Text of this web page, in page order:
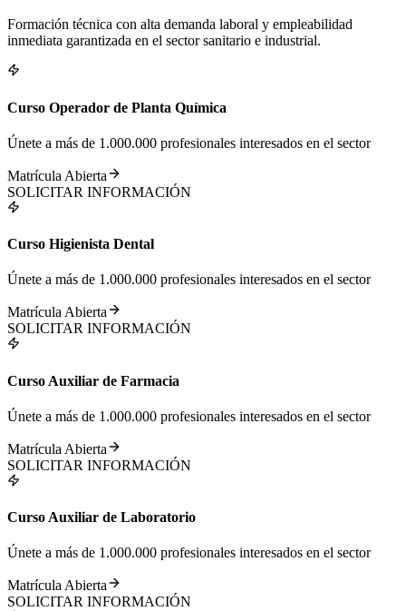
Formación técnica con alta demanda laboral y empleabilidad
inmediata garantizada en el sector sanitario e industrial.
Curso Operador de Planta Química
Únete a más de 1.000.000 profesionales interesados en el sector
Matrícula Abierta
SOLICITAR INFORMACIÓN
Curso Higienista Dental
Únete a más de 1.000.000 profesionales interesados en el sector
Matrícula Abierta
SOLICITAR INFORMACIÓN
Curso Auxiliar de Farmacia
Únete a más de 1.000.000 profesionales interesados en el sector
Matrícula Abierta
SOLICITAR INFORMACIÓN
Curso Auxiliar de Laboratorio
Únete a más de 1.000.000 profesionales interesados en el sector
Matrícula Abierta
SOLICITAR INFORMACIÓN